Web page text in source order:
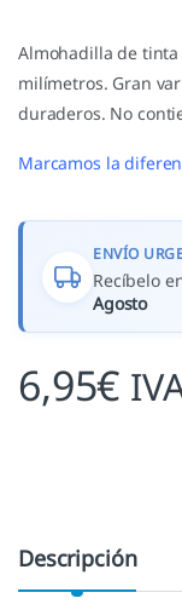
Almohadilla de tinta
milímetros. Gran
duraderos. No
Marcamos la
ENVÍO
Recíbelo
Agosto
6,95€
Descripción